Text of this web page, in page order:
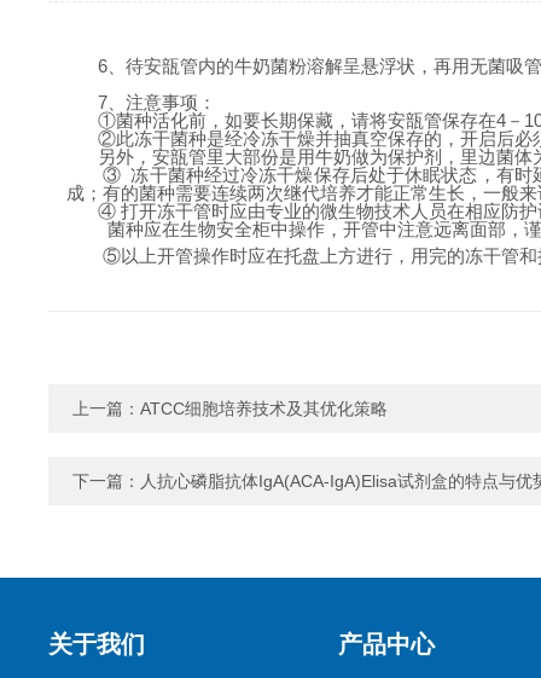
6、待安瓿管内的牛奶菌粉溶解呈悬浮状，再用无菌吸
7、注意事项：
①菌种活化前，如要长期保藏，请将安瓿管保存在4－
②此冻干菌种是经冷冻干燥并抽真空保存的，开启后必
另外，安瓿管里大部份是用牛奶做为保护剂，里边菌
③ 冻干菌种经过冷冻干燥保存后处于休眠状态，有时
成；有的菌种需要连续两次继代培养才能正常生长，一般
④ 打开冻干管时应由专业的微生物技术人员在相应防
菌种应在生物安全柜中操作，开管中注意远离面部，
⑤以上开管操作时应在托盘上方进行，用完的冻干管
上一篇： ATCC细胞培养技术及其优化策略
下一篇： 人抗心磷脂抗体IgA(ACA-IgA)Elisa试剂盒的特点与优
关于我们 产品中心